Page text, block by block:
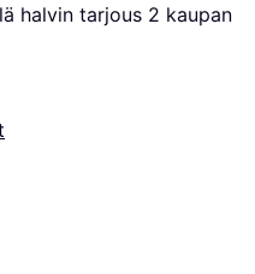
halvin tarjous 2 kaupan